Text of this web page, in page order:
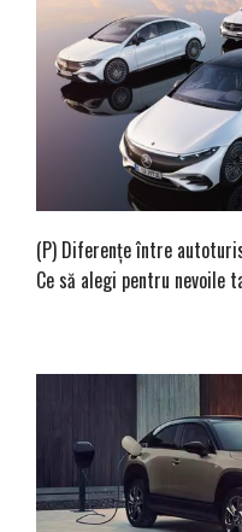
(P) Diferențe între
Ce să alegi pentru nevoile